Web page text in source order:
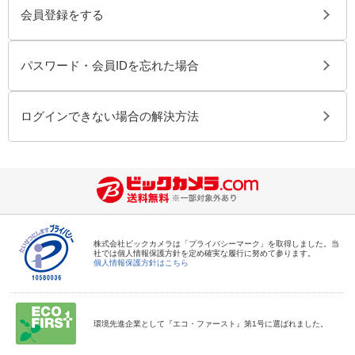
会員登録をする
パスワード・会員IDを忘れた場合
ログインできない場合の解決方法
株式会社ビックカメラは「プライバシーマーク」を取得しました。当
社では個人情報保護方針を定め確実な履行に努めて参ります。
個人情報保護方針はこちら
環境先進企業として『エコ・ファースト』第1号に選ばれました。